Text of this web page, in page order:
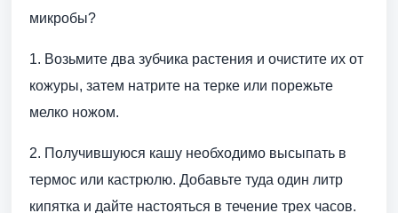
микробы?
1. Возьмите два зубчика растения и очистите их от
кожуры, затем натрите на терке или порежьте
мелко ножом.
2. Получившуюся кашу необходимо высыпать в
термос или кастрюлю. Добавьте туда один литр
кипятка и дайте настояться в течение трех часов.